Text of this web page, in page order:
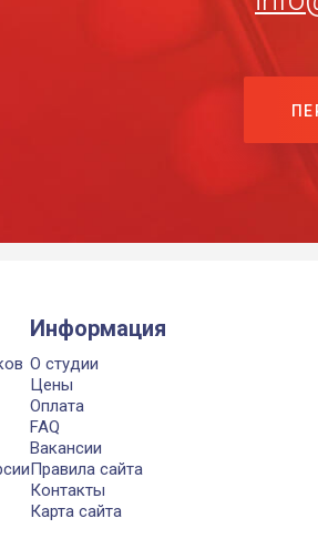
Информация
О студии
Цены
Оплата
FAQ
Вакансии
Правила сайта
Контакты
Карта сайта